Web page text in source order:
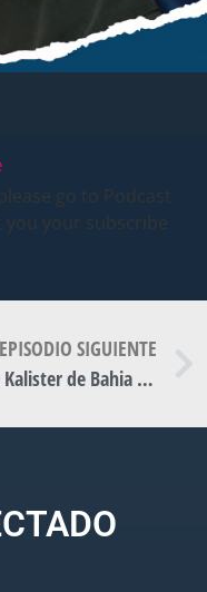
go to Podcast
your subscribe
EPISODIO SIGUIENTE
Kevin Kalister de Bahia Blanca Food en Futuro Perfecto